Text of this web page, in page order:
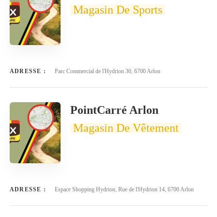
Magasin De Sports
ADRESSE : Parc Commercial de l'Hydrion 30, 6700 Arlon
PointCarré Arlon
Magasin De Vêtement
ADRESSE : Espace Shopping Hydrion, Rue de l'Hydrion 14, 6700 Arlon